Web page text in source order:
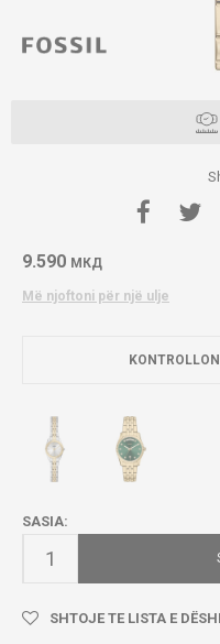
9.590 МКД
Më njoftoni për një ulje
SASIA:
SHTOJE TE LISTA E